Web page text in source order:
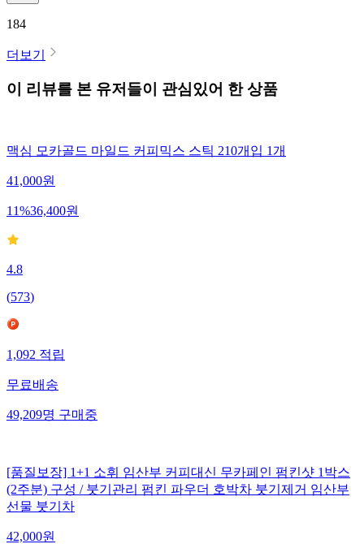
184
더보기
이 리뷰를 본 유저들이 관심있어 한 상품
맥심 모카골드 마일드 커피믹스 스틱 210개입 1개
41,000원
11%36,400원
4.8
(573)
1,092적립
무료배송
49,209명구매중
[품질보장] 1+1 소휘 임산부 커피대신 무카페인 펌킨샷 1박스
(2주분) 구성 / 붓기관리 펌킨 파우더 호박차 붓기제거 임산부
선물 붓기차
42,000원